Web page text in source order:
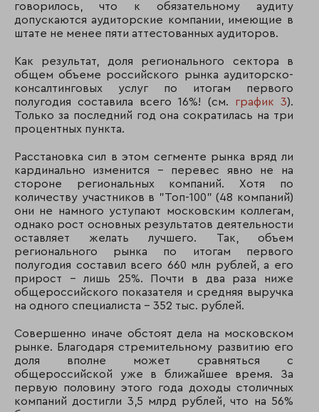
говорилось, что к обязательному аудиту
допускаются аудиторские компании, имеющие в
штате не менее пяти аттестованных аудиторов.
Как результат, доля регионального сектора в
общем объеме российского рынка аудиторско-
консалтинговых услуг по итогам первого
полугодия составила всего 16%! (см. график 3).
Только за последний год она сократилась на три
процентных пункта.
Расстановка сил в этом сегменте рынка вряд ли
кардинально изменится - перевес явно не на
стороне региональных компаний. Хотя по
количеству участников в "Топ-100" (48 компаний)
они не намного уступают московским коллегам,
однако рост основных результатов деятельности
оставляет желать лучшего. Так, объем
регионального рынка по итогам первого
полугодия составил всего 660 млн рублей, а его
прирост - лишь 25%. Почти в два раза ниже
общероссийского показателя и средняя выручка
на одного специалиста - 352 тыс. рублей.
Совершенно иначе обстоят дела на московском
рынке. Благодаря стремительному развитию его
доля вполне может сравняться с
общероссийской уже в ближайшее время. За
первую половину этого года доходы столичных
компаний достигли 3,5 млрд рублей, что на 56%